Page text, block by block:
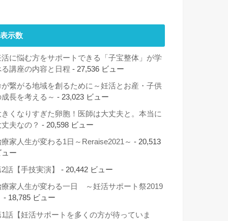
表示数
活に悩む方をサポートできる「子宝整体」が学
る講座の内容と日程 - 27,536 ビュー
が繋がる地域を創るために～妊活とお産・子供
成長を考える～ - 23,023 ビュー
きくなりすぎた卵胞！医師は大丈夫と。本当に
夫なの？ - 20,598 ビュー
療家人生が変わる1日～Reraise2021～ - 20,513
ュー
話【手技実演】 - 20,442 ビュー
療家人生が変わる一日 ～妊活サポート祭2019
- 18,785 ビュー
1話【妊活サポートを多くの方が待っていま